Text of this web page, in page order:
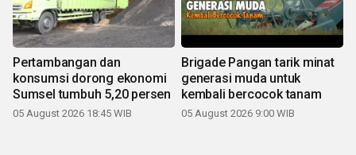
Pertambangan dan
konsumsi dorong ekonomi
Sumsel tumbuh 5,20 persen
05 August 2026 18:45 WIB
Brigade Pangan tarik minat
generasi muda untuk
kembali bercocok tanam
05 August 2026 9:00 WIB